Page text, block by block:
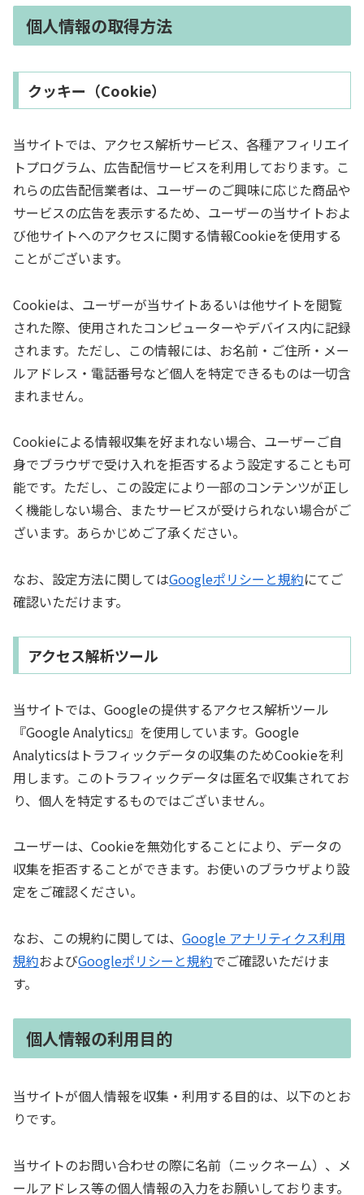
個人情報の取得方法
クッキー（Cookie）
当サイトでは、アクセス解析サービス、各種アフィリエイ
トプログラム、広告配信サービスを利用しております。こ
れらの広告配信業者は、ユーザーのご興味に応じた商品や
サービスの広告を表示するため、ユーザーの当サイトおよ
び他サイトへのアクセスに関する情報Cookieを使用する
ことがございます。
Cookieは、ユーザーが当サイトあるいは他サイトを閲覧
された際、使用されたコンピューターやデバイス内に記録
されます。ただし、この情報には、お名前・ご住所・メー
ルアドレス・電話番号など個人を特定できるものは一切含
まれません。
Cookieによる情報収集を好まれない場合、ユーザーご自
身でブラウザで受け入れを拒否するよう設定することも可
能です。ただし、この設定により一部のコンテンツが正し
く機能しない場合、またサービスが受けられない場合がご
ざいます。あらかじめご了承ください。
なお、設定方法に関してはGoogleポリシーと規約にてご
確認いただけます。
アクセス解析ツール
当サイトでは、Googleの提供するアクセス解析ツール
『Google Analytics』を使用しています。Google
Analyticsはトラフィックデータの収集のためCookieを利
用します。このトラフィックデータは匿名で収集されてお
り、個人を特定するものではございません。
ユーザーは、Cookieを無効化することにより、データの
収集を拒否することができます。お使いのブラウザより設
定をご確認ください。
なお、この規約に関しては、 Google アナリティクス利用
規約およびGoogleポリシーと規約でご確認いただけま
す。
個人情報の利用目的
当サイトが個人情報を収集・利用する目的は、以下のとお
りです。
当サイトのお問い合わせの際に名前（ニックネーム）、メ
ールアドレス等の個人情報の入力をお願いしております。